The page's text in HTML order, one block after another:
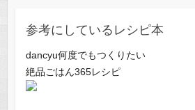
参考にしているレシピ本
dancyu何度でもつくりたい
絶品ごはん365レシピ